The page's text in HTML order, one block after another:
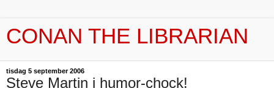
CONAN THE LIBRARIAN
tisdag 5 september 2006
Steve Martin i humor-chock!